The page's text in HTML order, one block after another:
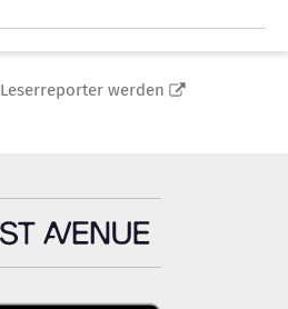
Leserreporter werden